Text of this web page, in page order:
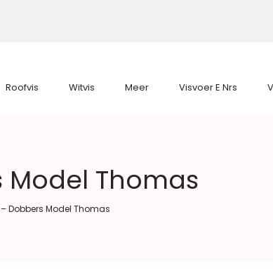
Roofvis Witvis Meer Visvoer E Nrs
Model Thomas
– Dobbers Model Thomas